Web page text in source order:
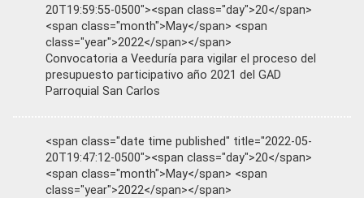
20T19:59:55-0500"><span class="day">20</span>
<span class="month">May</span> <span
class="year">2022</span></span>
Convocatoria a Veeduría para vigilar el proceso del
presupuesto participativo año 2021 del GAD
Parroquial San Carlos
<span class="date time published" title="2022-05-
20T19:47:12-0500"><span class="day">20</span>
<span class="month">May</span> <span
class="year">2022</span></span>